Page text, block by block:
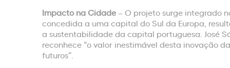
Impacto na Cidade – O projeto surge integrado
concedida a uma capital do Sul da Europa,
a sustentabilidade da capital portuguesa. José
reconhece “o valor inestimável desta inovação
futuros”.